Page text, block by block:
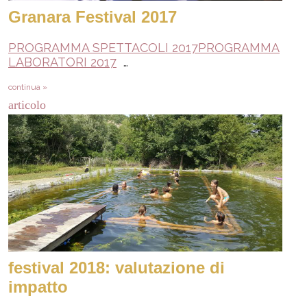
Granara Festival 2017
PROGRAMMA SPETTACOLI 2017PROGRAMMA
LABORATORI 2017 …
continua »
articolo
festival 2018: valutazione di
impatto